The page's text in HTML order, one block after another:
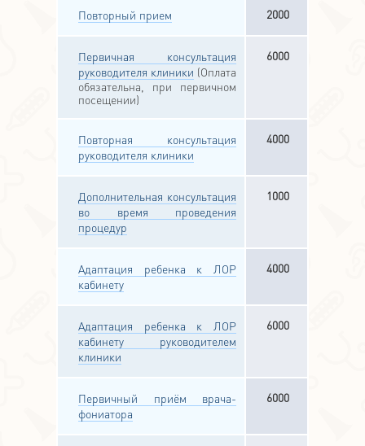
Повторный прием 2000
Первичная консультация
руководителя клиники (Оплата
обязательна, при первичном
посещении)
6000
Повторная консультация
руководителя клиники
4000
Дополнительная консультация
во время проведения
процедур
1000
Адаптация ребенка к ЛОР
кабинету
4000
Адаптация ребенка к ЛОР
кабинету руководителем
клиники
6000
Первичный приём врача-
фониатора
6000